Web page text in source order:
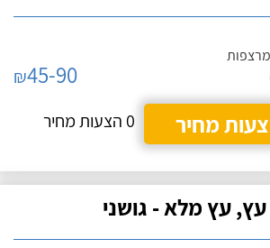
₪45-90
מחיר
0 הצעות מחיר
עץ מלא - גושני